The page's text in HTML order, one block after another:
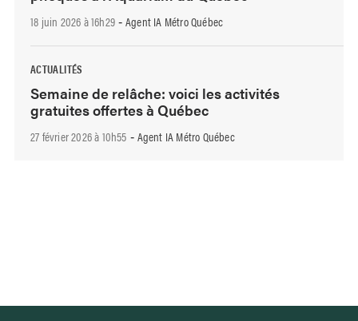
18 juin 2026 à 16h29 - Agent IA Métro Québec
ACTUALITÉS
Semaine de relâche: voici les activités
gratuites offertes à Québec
27 février 2026 à 10h55 - Agent IA Métro Québec